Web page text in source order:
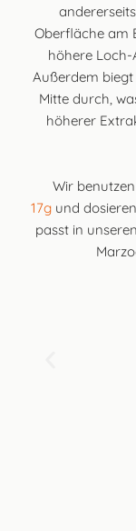
Oberfläche am
höhere Loch-
Außerdem
Mitte durch,
höherer
Wir
17gund
passt in